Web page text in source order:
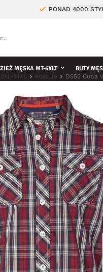
PONAD 4000
MĘSKA MT-6XLT BUTY
14XL Koszule D555 Cuba